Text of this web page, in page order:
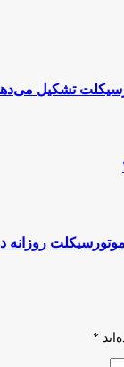
*